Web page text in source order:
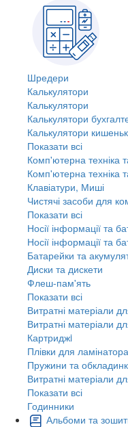
Шредери
Калькулятори
Калькулятори
Калькулятори
Калькулятори
Показати всі
Комп'ютерна техніка
Комп'ютерна техніка
Клавіатури, Миші
Чистячі засоби для
Показати всі
Носії інформації та
Носії інформації та
Батарейки та
Диски та дискети
Флеш-пам'ять
Показати всі
Витратні матеріали
Витратні матеріали
Картриджi
Плівки для ламінатора
Пружини та
Витратні матеріали
Показати всі
Годинники
Альбоми та